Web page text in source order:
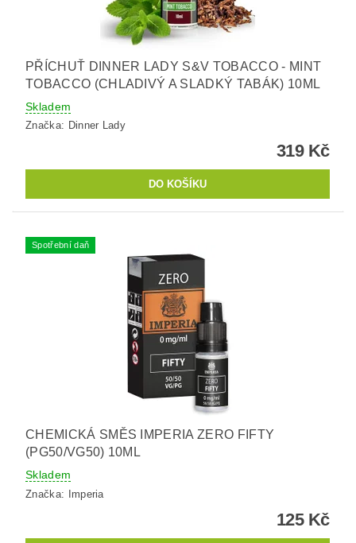
PŘÍCHUŤ DINNER LADY S&V TOBACCO - MINT
TOBACCO (CHLADIVÝ A SLADKÝ TABÁK) 10ML
Skladem
Značka: Dinner Lady
319 Kč
Spotřební daň
CHEMICKÁ SMĚS IMPERIA ZERO FIFTY
(PG50/VG50) 10ML
Skladem
Značka: Imperia
125 Kč